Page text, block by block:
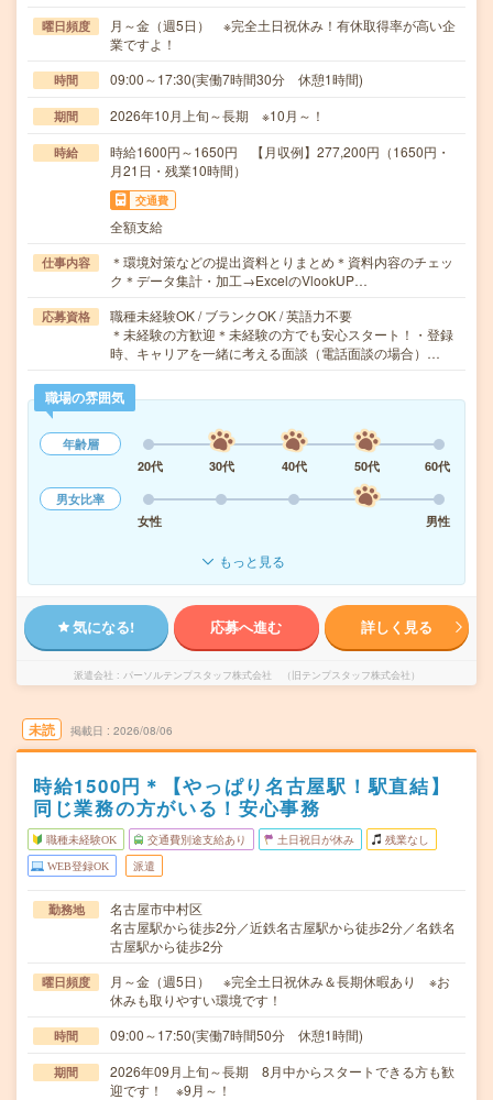
曜日頻度
月～金（週5日） ※完全土日祝休み！有休取得率が高い企
業ですよ！
時間 09:00～17:30(実働7時間30分 休憩1時間)
期間 2026年10月上旬～長期 ※10月～！
時給
時給1600円～1650円 【月収例】277,200円（1650円・
月21日・残業10時間）
交通費
全額支給
仕事内容
＊環境対策などの提出資料とりまとめ＊資料内容のチェッ
ク＊データ集計・加工→ExcelのVlookUP…
応募資格
職種未経験OK / ブランクOK / 英語力不要
＊未経験の方歓迎＊未経験の方でも安心スタート！・登録
時、キャリアを一緒に考える面談（電話面談の場合）…
職場の雰囲気
年齢層
20代
30代 40代 50代
60代
男女比率
女性
男性
もっと見る
気になる! 応募へ進む 詳しく見る
派遣会社 パーソルテンプスタッフ株式会社 （旧テンプスタッフ株式会社）
未読 掲載日 2026/08/06
時給1500円＊【やっぱり名古屋駅！駅直結】
同じ業務の方がいる！安心事務
職種未経験OK 交通費別途支給あり 土日祝日が休み 残業なし
WEB登録OK 派遣
勤務地
名古屋市中村区
名古屋駅から徒歩2分／近鉄名古屋駅から徒歩2分／名鉄名
古屋駅から徒歩2分
曜日頻度
月～金（週5日） ※完全土日祝休み＆長期休暇あり ※お
休みも取りやすい環境です！
時間 09:00～17:50(実働7時間50分 休憩1時間)
期間
2026年09月上旬～長期 8月中からスタートできる方も歓
迎です！ ※9月～！